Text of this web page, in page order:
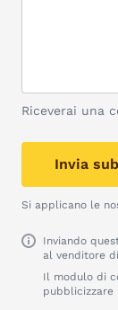
Riceverai una
Invia
Si applicano le
Inviando
al venditore
Il modulo di
pubblicizzare